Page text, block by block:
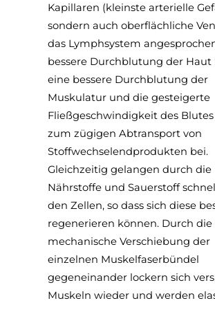
Kapillaren (kleinste arterielle
sondern auch oberflächliche
das Lymphsystem
bessere Durchblutung der
eine bessere Durchblutung der
Muskulatur und die gesteigerte
Fließgeschwindigkeit des
zum zügigen Abtransport von
Stoffwechselendprodukten bei.
Gleichzeitig gelangen durch die
Nährstoffe und Sauerstoff
den Zellen, so dass sich diese
regenerieren können. Durch die
mechanische Verschiebung der
einzelnen Muskelfaserbündel
gegeneinander lockern sich
Muskeln wieder und werden